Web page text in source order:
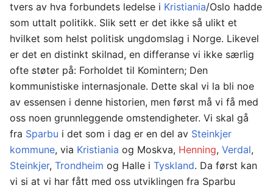
tvers av hva forbundets ledelse i Kristiania/Oslo hadde
som uttalt politikk. Slik sett er det ikke så ulikt et
hvilket som helst politisk ungdomslag i Norge. Likevel
er det en distinkt skilnad, en differanse vi ikke særlig
ofte støter på: Forholdet til Komintern; Den
kommunistiske internasjonale. Dette skal vi la bli noe
av essensen i denne historien, men først må vi få med
oss noen grunnleggende omstendigheter. Vi skal gå
fra Sparbu i det som i dag er en del av Steinkjer
kommune, via Kristiania og Moskva, Henning, Verdal,
Steinkjer, Trondheim og Halle i Tyskland. Da først kan
vi si at vi har fått med oss utviklingen fra Sparbu